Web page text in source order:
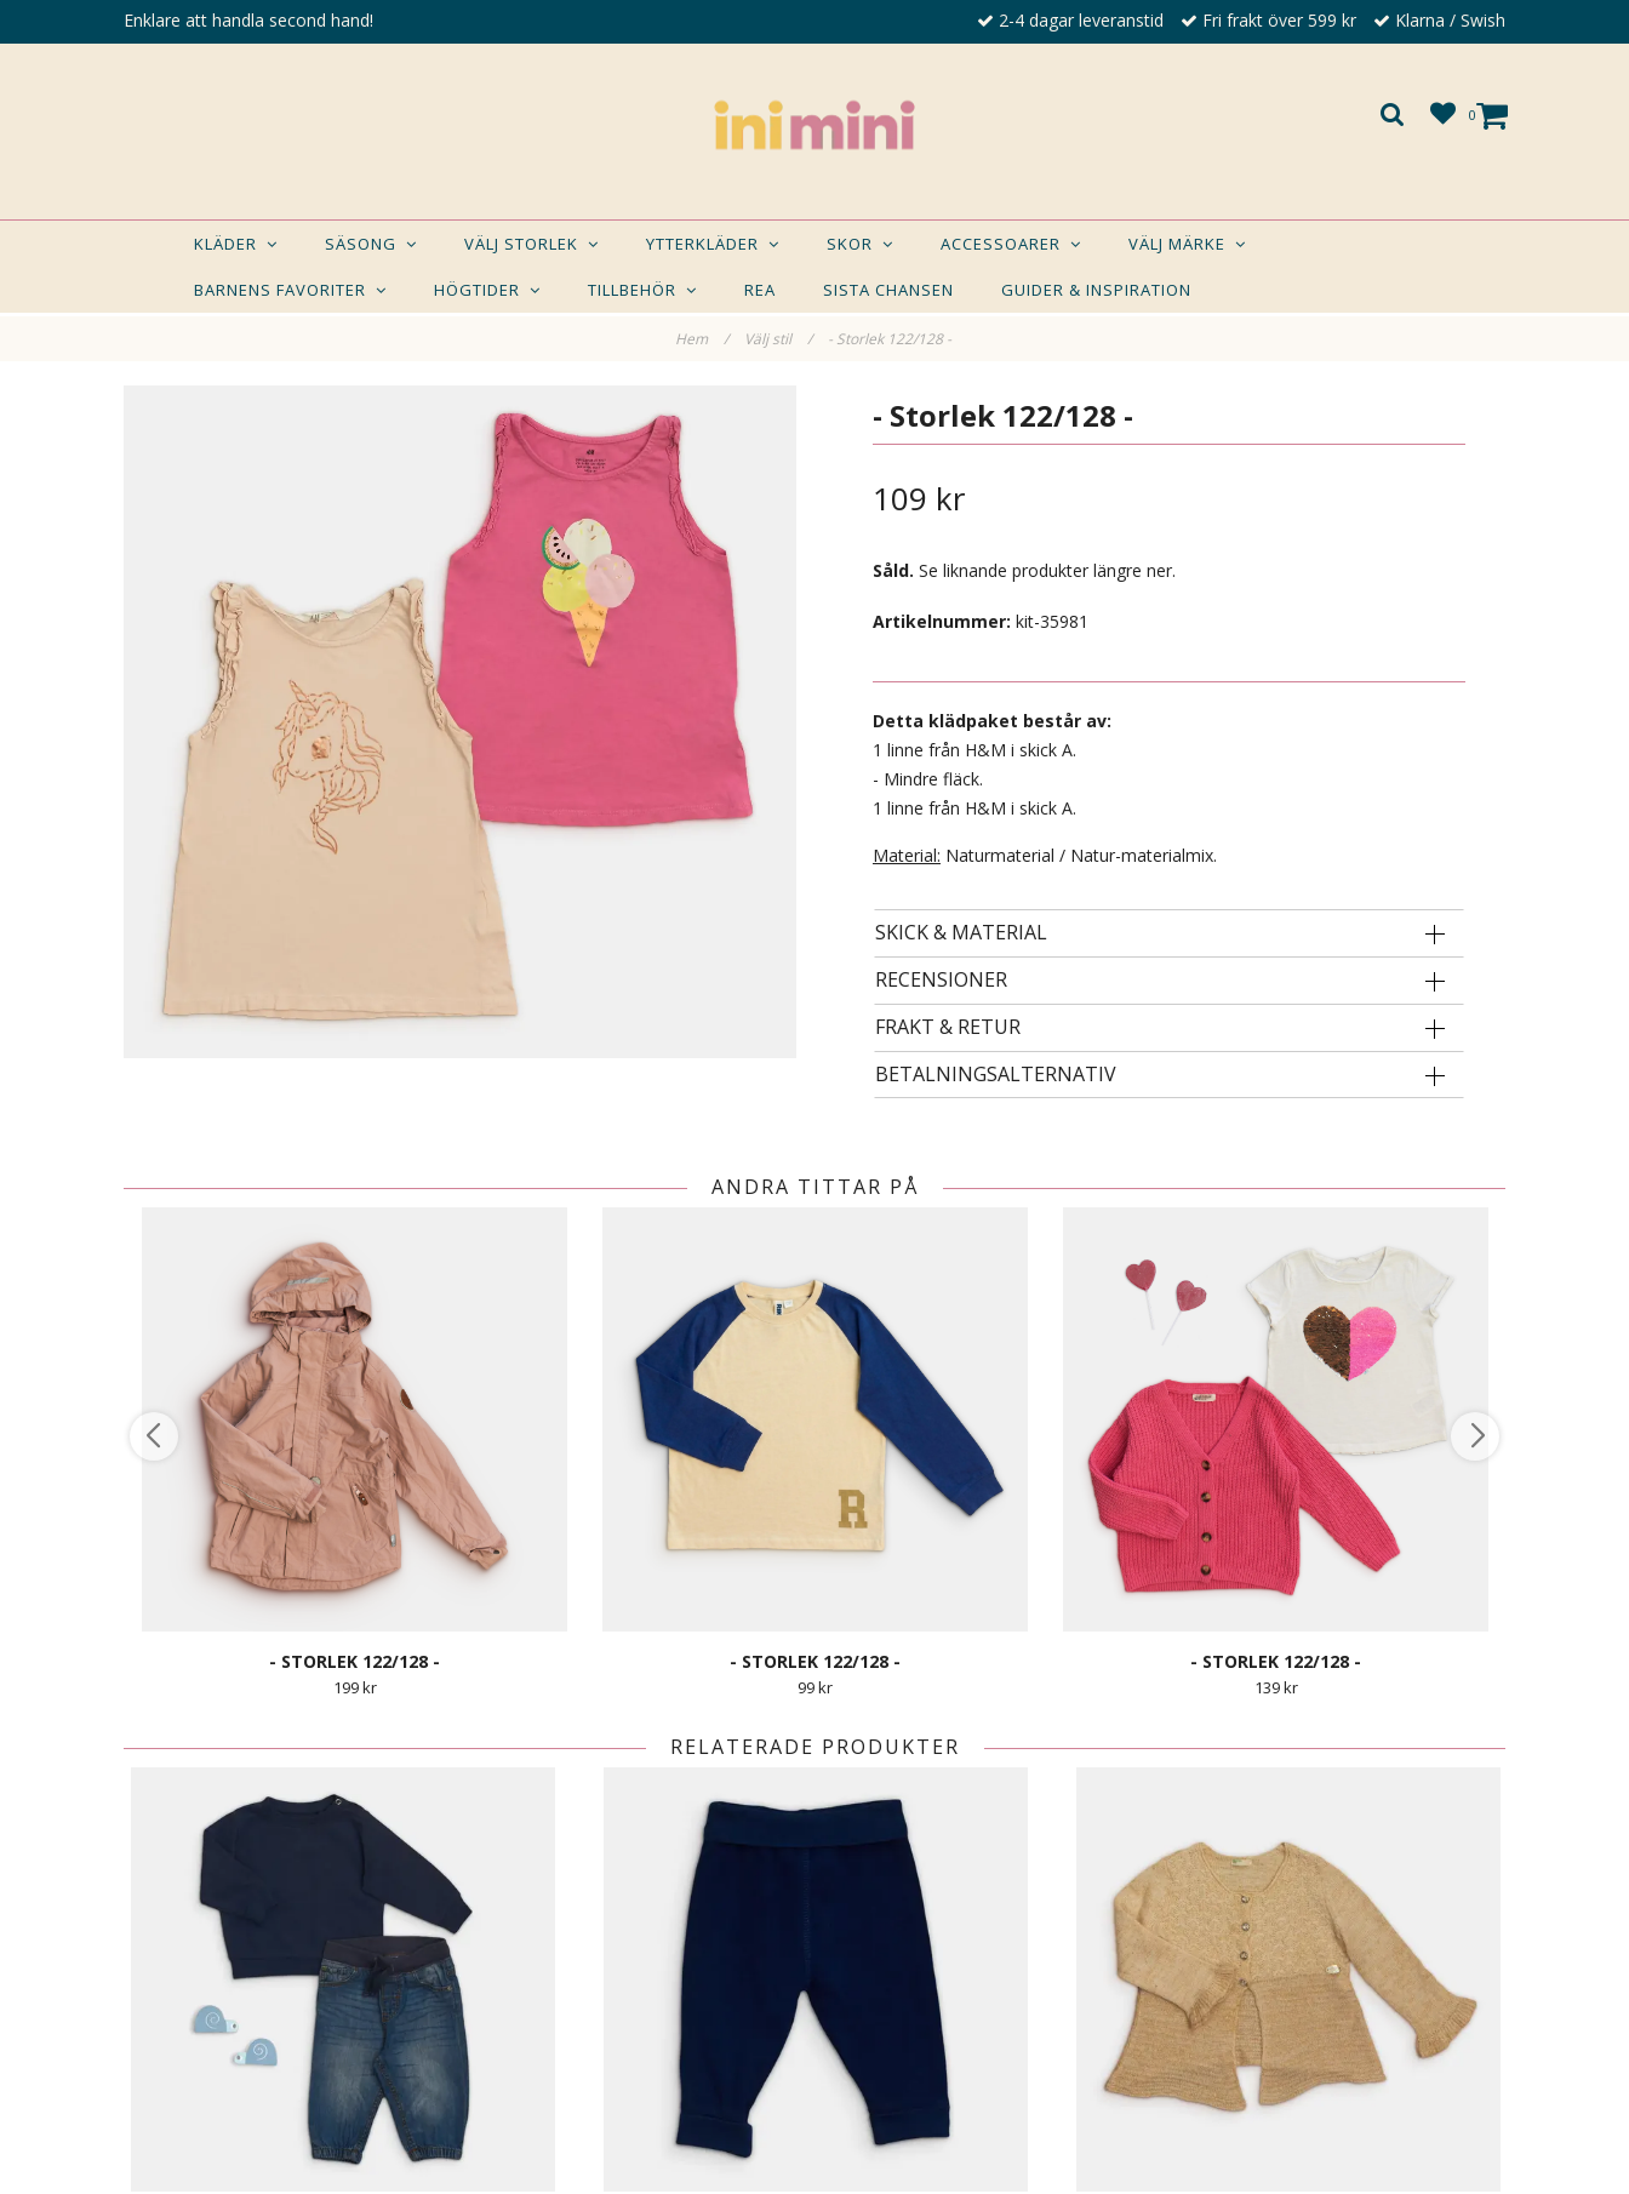
Enklare att handla second hand! 2-4 dagar leveranstid Fri frakt över 599 kr Klarna / Swish
0
KLÄDER SÄSONG VÄLJ STORLEK YTTERKLÄDER SKOR ACCESSOARER VÄLJ MÄRKE
BARNENS FAVORITER HÖGTIDER TILLBEHÖR REA SISTA CHANSEN GUIDER & INSPIRATION
Hem / Välj stil / - Storlek 122/128 -
KANSKE NÅGON AV DESSA PRODUKTER KAN INTRESSERA DIG?
- Storlek 122/128 -
109 kr
Såld. Se liknande produkter längre ner.
Artikelnummer: kit-35981
Detta klädpaket består av:
1 linne från H&M i skick A.
- Mindre fläck.
1 linne från H&M i skick A.
Material: Naturmaterial / Natur-materialmix.
SKICK & MATERIAL
RECENSIONER
FRAKT & RETUR
BETALNINGSALTERNATIV
ANDRA TITTAR PÅ
- STORLEK 122/128 -
199 kr
- STORLEK 122/128 -
99 kr
- STORLEK 122/128 -
139 kr
RELATERADE PRODUKTER